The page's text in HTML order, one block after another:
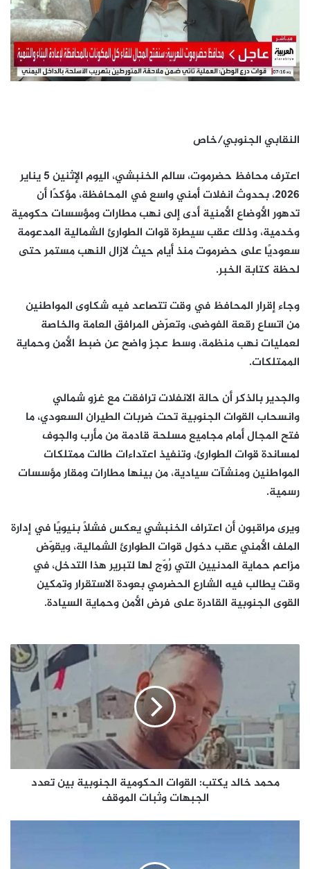
النقابي الجنوبي/خاص
اعترف محافظ حضرموت، سالم الخنبشي، اليوم الإثنين 5 يناير
2026، بحدوث انفلات أمني واسع في المحافظة، مؤكدًا أن
تدهور الأوضاع الأمنية أدى إلى نهب مطارات ومؤسسات حكومية
وخدمية، وذلك عقب سيطرة قوات الطوارئ الشمالية المدعومة
سعوديًا على حضرموت منذ أيام حيث لازال النهب مستمر حتى
لحظة كتابة الخبر.
وجاء إقرار المحافظ في وقت تتصاعد فيه شكاوى المواطنين
من اتساع رقعة الفوضى، وتعرّض المرافق العامة والخاصة
لعمليات نهب منظمة، وسط عجز واضح عن ضبط الأمن وحماية
الممتلكات.
والجدير بالذكر أن حالة الانفلات ترافقت مع غزو شمالي
وانسحاب القوات الجنوبية تحت ضربات الطيران السعودي، ما
فتح المجال أمام مجاميع مسلحة قادمة من مأرب والجوف
لمساندة قوات الطوارئ، وتنفيذ اعتداءات طالت ممتلكات
المواطنين ومنشآت سيادية، من بينها مطارات ومقار مؤسسات
رسمية.
ويرى مراقبون أن اعتراف الخنبشي يعكس فشلًا بنيويًا في إدارة
الملف الأمني عقب دخول قوات الطوارئ الشمالية، ويقوّض
مزاعم حماية المدنيين التي رُوّج لها لتبرير هذا التدخل، في
وقت يطالب فيه الشارع الحضرمي بعودة الاستقرار وتمكين
القوى الجنوبية القادرة على فرض الأمن وحماية السيادة.
محمد
يكتب:
القوات
الحكومية
الجنوبية
بين
الجبهات
وثباتمحمد خالد يكتب: القوات الحكومية الجنوبية بين تعدد
الجبهات وثبات الموقف